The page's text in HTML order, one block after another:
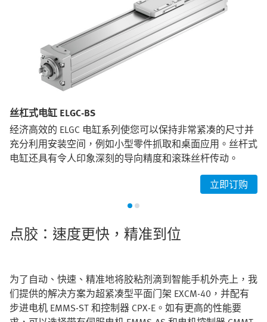
丝杠式电缸 ELGC-BS
经济高效的 ELGC 电缸系列使您可以保持非常紧凑的尺寸并
充分利用安装空间，例如小型零件抓取和桌面应用。丝杆式
电缸还具有令人印象深刻的导向精度和滚珠丝杆传动。
立即订购
点胶：速度更快，精准到位
为了自动、快速、精准地将胶粘剂滴到智能手机外壳上，我
们提供的解决方案为超紧凑型平面门架 EXCM-40，并配有
步进电机 EMMS-ST 和控制器 CPX-E。如有更高的性能要